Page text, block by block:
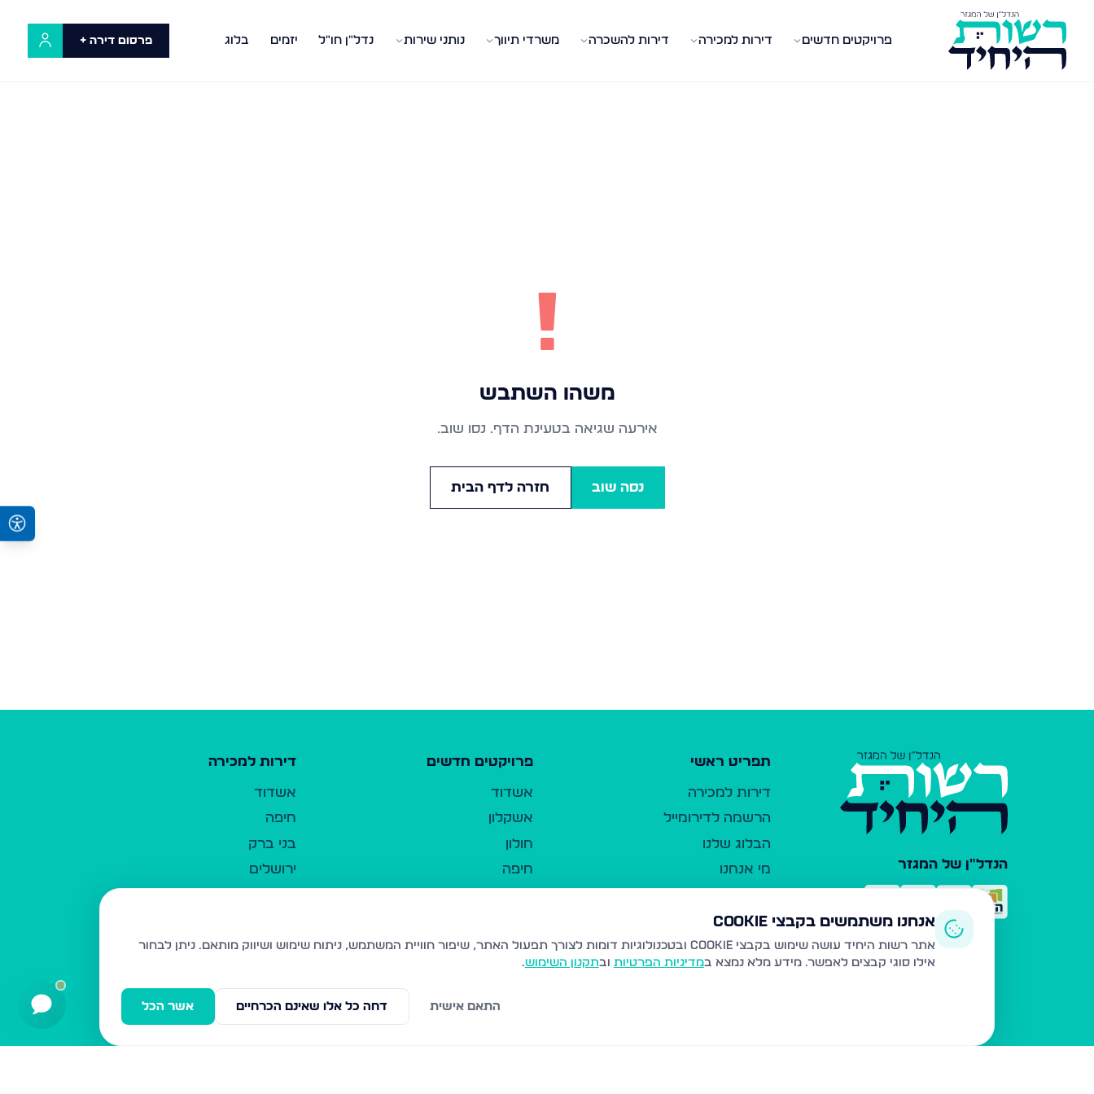
פרויקטים חדשים דירות למכירה דירות להשכרה משרדי תיווך נותני שירות נדל"ן חו"ל יזמים בלוג פרסום דירה +
!
משהו השתבש
אירעה שגיאה בטעינת הדף. נסו שוב.
נסה שוב חזרה לדף הבית
הנדל"ן של המגזר
תפריט ראשי
דירות למכירה
הרשמה לדירומייל
הבלוג שלנו
מי אנחנו
כלי עזר
פרסום ברשות היחיד
משרדי תיווך
פרויקטים חדשים
אשדוד
אשקלון
חולון
חיפה
נהריה
עמנואל
דירות למכירה
אשדוד
חיפה
בני ברק
ירושלים
בית שמש
ביתר עילית
אנחנו משתמשים בקבצי Cookie
אתר רשות היחיד עושה שימוש בקבצי Cookie ובטכנולוגיות דומות לצורך תפעול האתר, שיפור חוויית המשתמש, ניתוח שימוש ושיווק מותאם.
ניתן לבחור
אילו סוגי קבצים לאפשר. מידע מלא נמצא במדיניות הפרטיות ובתקנון השימוש.
אשר הכל דחה כל אלו שאינם הכרחיים התאם אישית